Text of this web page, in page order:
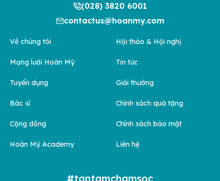
(028) 3820 6001
contactus@hoanmy.com
Về chúng tôi
Mạng lưới Hoàn Mỹ
Tuyển dụng
Bác sĩ
Cộng đồng
Hoàn Mỹ Academy
Hội thảo & Hội nghị
Tin tức
Giải thưởng
Chính sách quà tặng
Chính sách bảo mật
Liên hệ
#tantamchamsoc